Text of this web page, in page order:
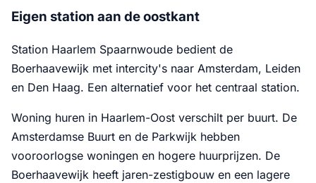
Eigen station aan de oostkant
Station Haarlem Spaarnwoude bedient de
Boerhaavewijk met intercity's naar Amsterdam, Leiden
en Den Haag. Een alternatief voor het centraal station.
Woning huren in Haarlem-Oost verschilt per buurt. De
Amsterdamse Buurt en de Parkwijk hebben
vooroorlogse woningen en hogere huurprijzen. De
Boerhaavewijk heeft jaren-zestigbouw en een lagere